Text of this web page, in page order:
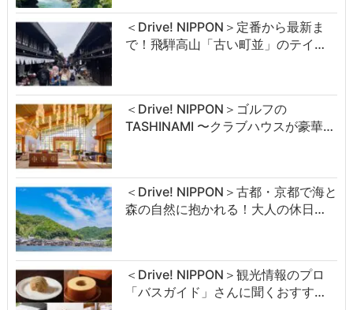
＜Drive! NIPPON＞定番から最新ま
で！飛騨高山「古い町並」のテイ…
＜Drive! NIPPON＞ゴルフの
TASHINAMI 〜クラブハウスが豪華…
＜Drive! NIPPON＞古都・京都で海と
森の自然に抱かれる！大人の休日…
＜Drive! NIPPON＞観光情報のプロ
「バスガイド」さんに聞くおすす…